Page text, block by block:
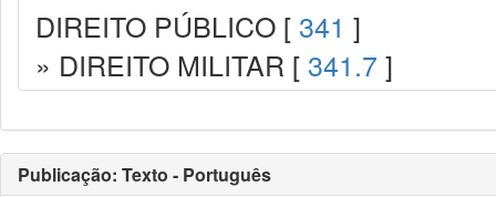
DIREITO PÚBLICO [ 341 ]
» DIREITO MILITAR [ 341.7 ]
Publicação: Texto - Português